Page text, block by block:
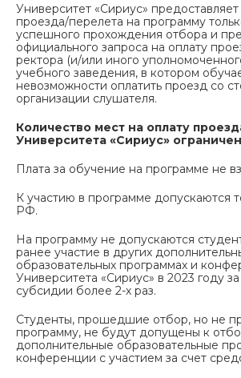
Университет «Сириус»
проезда/перелета на программу
успешного прохождения отбора и
официального запроса на оплату
ректора (и/или иного
учебного заведения, в котором
невозможности оплатить проезд со
организации слушателя.
Количество мест на оплату
Университета «Сириус»
Плата за обучение на программе не
К участию в программе допускаются
РФ.
На программу не допускаются
ранее участие в других
образовательных программах и
Университета «Сириус» в 2023 году
субсидии более 2-х раз.
Студенты, прошедшие отбор, но не
программу, не будут допущены к
дополнительные образовательные
конференции с участием за счет